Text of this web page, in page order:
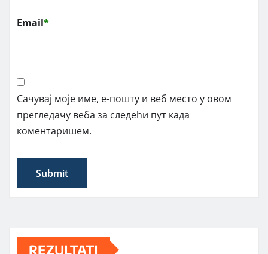
Email*
Сачувај моје име, е-пошту и веб место у овом
прегледачу веба за следећи пут када
коментаришем.
REZULTATI